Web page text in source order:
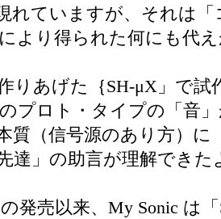
れていますが、それは「
より得られた何にも代
りあげた｛SH-μX」で試
プロト・タイプの「音
質（信号源のあり方）に
達」の助言が理解できた
発売以来、My Sonic は